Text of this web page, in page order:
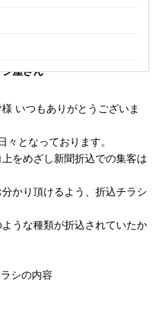
日（月）折込 さいたま市某
屋さん
いつもありがとうございま
々となっております。
をめざし新聞折込での集客は
かり頂けるよう、折込チラシ
うな種類が折込されていたか
シの内容